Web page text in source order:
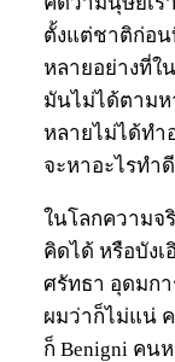
ตั้งแต่ชาติก่อน
หลายอย่างที่ใ
มันไม่ได้ตามห
หลายไม่ได้ท
จะหาอะไรทำ
ในโลกความจ
คิดได้ หรือบัง
ศรัทธา อุดมก
ผมว่าก็ไม่แน่
ก็ Benigni คน